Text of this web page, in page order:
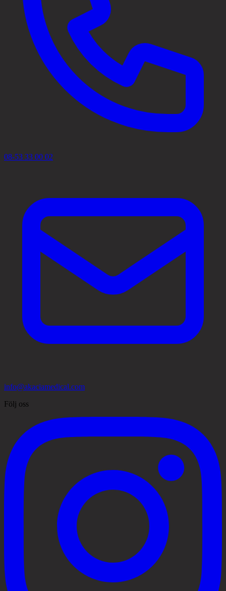
08-53 33 00 02
info@akaciamedical.com
Följ oss